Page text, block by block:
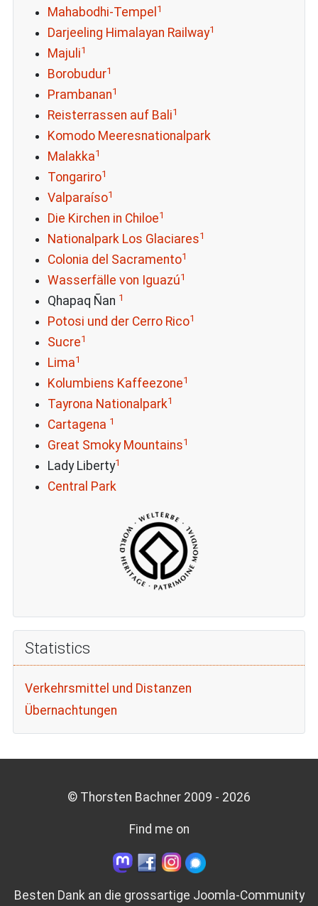
Mahabodhi-Tempel 1
Darjeeling Himalayan Railway1
Majuli1
Borobudur1
Prambanan1
Reisterrassen auf Bali1
Komodo Meeresnationalpark
Malakka1
Tongariro1
Valparaíso1
Die Kirchen in Chiloe1
Nationalpark Los Glaciares1
Colonia del Sacramento1
Wasserfälle von Iguazú1
Qhapaq Ñan 1
Potosi und der Cerro Rico1
Sucre1
Lima1
Kolumbiens Kaffeezone1
Tayrona Nationalpark1
Cartagena 1
Great Smoky Mountains1
Lady Liberty1
Central Park
Statistics
Verkehrsmittel und Distanzen
Übernachtungen
© Thorsten Bachner 2009 - 2026
Find me on
Besten Dank an die grossartige Joomla-Community